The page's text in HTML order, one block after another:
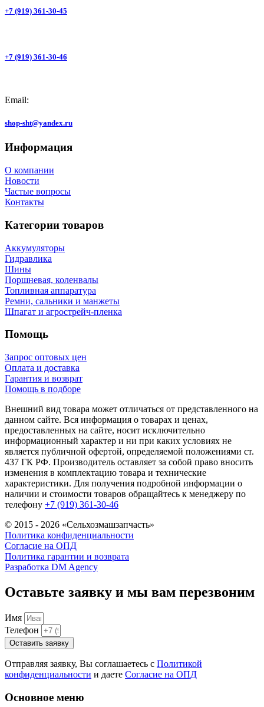
+7 (919) 361-30-45
+7 (919) 361-30-46
Email:
shop-sht@yandex.ru
Информация
О компании
Новости
Частые вопросы
Контакты
Категории товаров
Аккумуляторы
Гидравлика
Шины
Поршневая, коленвалы
Топливная аппаратура
Ремни, сальники и манжеты
Шпагат и агрострейч-пленка
Помощь
Запрос оптовых цен
Оплата и доставка
Гарантия и возврат
Помощь в подборе
Внешний вид товара может отличаться от представленного на
данном сайте. Вся информация о товарах и ценах,
предоставленных на сайте, носит исключительно
информационный характер и ни при каких условиях не
является публичной офертой, определяемой положениями ст.
437 ГК РФ. Производитель оставляет за собой право вносить
изменения в комплектацию товара и технические
характеристики. Для получения подробной информации о
наличии и стоимости товаров обращайтесь к менеджеру по
телефону +7 (919) 361-30-46
© 2015 - 2026 «Сельхозмашзапчасть»
Политика конфиденциальности
Согласие на ОПД
Политика гарантии и возврата
Разработка DM Agency
Оставьте заявку и мы вам перезвоним
Имя
Телефон
Оставить заявку
Отправляя заявку, Вы соглашаетесь с Политикой
конфиденциальности и даете Согласие на ОПД
Основное меню